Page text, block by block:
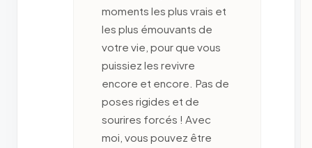
moments les plus vrais et
les plus émouvants de
votre vie, pour que vous
puissiez les revivre
encore et encore. Pas de
poses rigides et de
sourires forcés ! Avec
moi, vous pouvez être